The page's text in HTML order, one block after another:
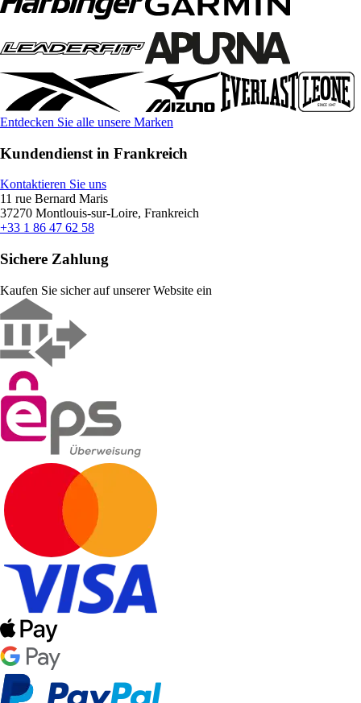
Entdecken Sie alle unsere Marken
Kundendienst in Frankreich
Kontaktieren Sie uns
11 rue Bernard Maris
37270 Montlouis-sur-Loire, Frankreich
+33 1 86 47 62 58
Sichere Zahlung
Kaufen Sie sicher auf unserer Website ein